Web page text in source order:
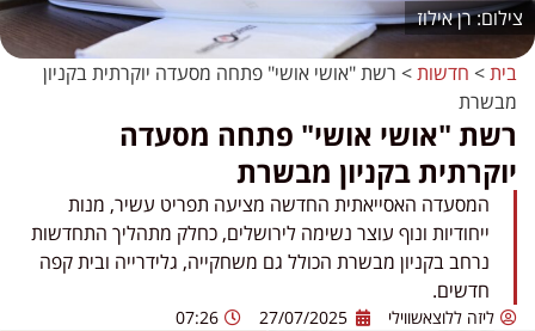
רן אילוז
בית> חדשות> רשת "אושי אושי" פתחה מסעדה יוקרתית בקניון
מבשרת
רשת "אושי אושי" פתחה מסעדה
יוקרתית בקניון מבשרת
המסעדה האסייאתית החדשה מציעה תפריט עשיר, מנות
ייחודיות ונוף עוצר נשימה לירושלים, כחלק מתהליך התחדשות
נרחב בקניון מבשרת הכולל גם משחקייה, גלידרייה ובית קפה
חדשים.
ליזה ללוצאשווילי 27/07/2025
07:26